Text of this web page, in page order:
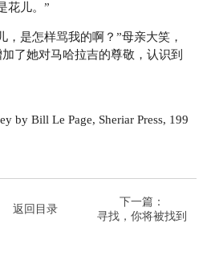
花儿。”
，是怎样骂我的啊？”母亲大笑，
了她对马哈拉吉的尊敬，认识到
by Bill Le Page, Sheriar Press, 199
返回目录
下一篇：
寻找，你将被找到